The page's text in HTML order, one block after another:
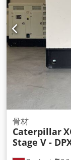
骨材
Caterpillar
Stage V -